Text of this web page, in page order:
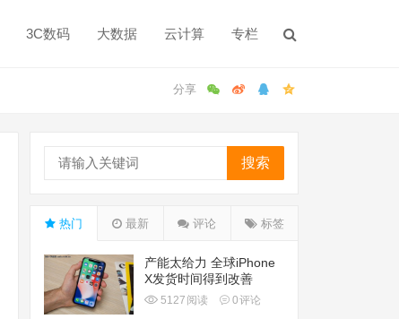
3C数码 大数据 云计算 专栏
搜索
热门 最新 评论 标签
产能太给力 全球iPhone
X发货时间得到改善
5127 阅读 0评论